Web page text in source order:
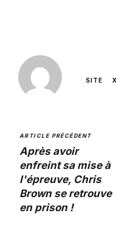
SITE X
ARTICLE PRÉCÉDENT
Après avoir
enfreint sa mise à
l'épreuve, Chris
Brown se retrouve
en prison !